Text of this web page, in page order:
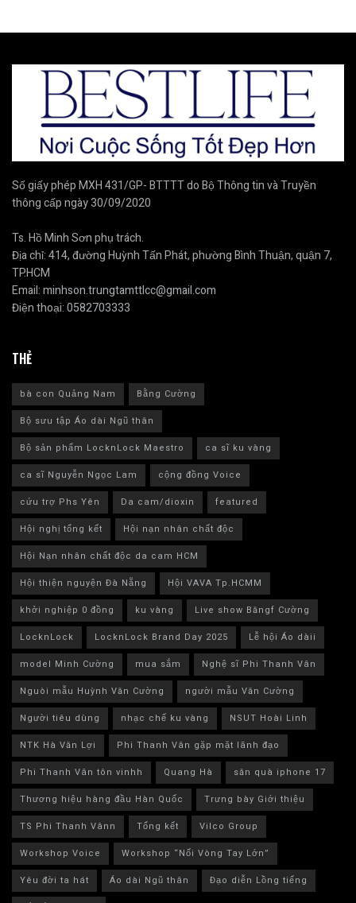
Số giấy phép MXH 431/GP- BTTTT do Bộ Thông tin và Truyền
thông cấp ngày 30/09/2020
Ts. Hồ Minh Sơn phụ trách.
Địa chỉ: 414, đường Huỳnh Tấn Phát, phường Bình Thuận, quận 7,
TP.HCM
Email:minhson.trungtamttlcc@gmail.com
Điện thoại:0582703333
THẺ
bà con Quảng Nam
Bằng Cường
Bộ sưu tập Áo dài Ngũ thân
Bộ sản phẩm LocknLock Maestro
ca sĩ ku vàng
ca sĩ Nguyễn Ngọc Lam
cộng đồng Voice
cứu trợ Phs Yên
Da cam/dioxin
featured
Hội nghị tổng kết
Hội nạn nhân chất độc
Hội Nạn nhân chất độc da cam HCM
Hội thiện nguyện Đà Nẵng
Hội VAVA Tp.HCMM
khởi nghiệp 0 đồng
ku vàng
Live show Băngf Cường
LocknLock
LocknLock Brand Day 2025
Lễ hội Áo dàii
model Minh Cường
mua sắm
Nghệ sĩ Phi Thanh Vân
Nguòi mẫu Huỳnh Văn Cường
người mẫu Văn Cường
Người tiêu dùng
nhạc chế ku vàng
NSUT Hoài Linh
NTK Hà Văn Lợi
Phi Thanh Vân gặp mặt lãnh đạo
Phi Thanh Vân tôn vinhh
Quang Hà
săn quà iphone 17
Thương hiệu hàng đầu Hàn Quốc
Trưng bày Giới thiệu
TS Phi Thanh Vânn
Tổng kết
Vilco Group
Workshop Voice
Workshop “Nối Vòng Tay Lớn”
Yêu đời ta hát
Áo dài Ngũ thân
Đạo diễn Lồng tiếng